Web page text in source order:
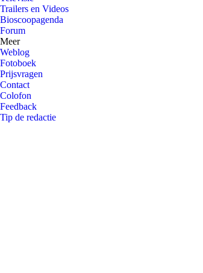
Trailers en Videos
Bioscoopagenda
Forum
Meer
Weblog
Fotoboek
Prijsvragen
Contact
Colofon
Feedback
Tip de redactie